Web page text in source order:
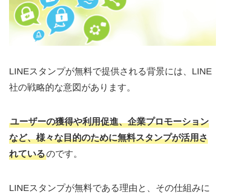
LINEスタンプが無料で提供される背景には、LINE
社の戦略的な意図があります。
ユーザーの獲得や利用促進、企業プロモーション
など、様々な目的のために無料スタンプが活用さ
れているのです。
LINEスタンプが無料である理由と、その仕組みに